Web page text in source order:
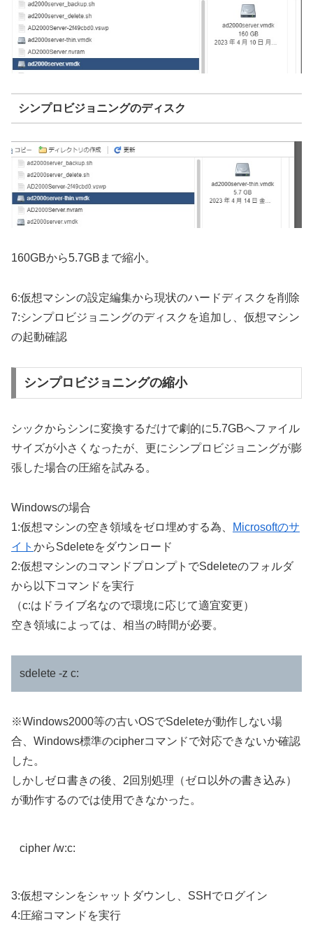
シンプロビジョニングのディスク
160GBから5.7GBまで縮小。
6:仮想マシンの設定編集から現状のハードディスクを削除
7:シンプロビジョニングのディスクを追加し、仮想マシン
の起動確認
シンプロビジョニングの縮小
シックからシンに変換するだけで劇的に5.7GBへファイル
サイズが小さくなったが、更にシンプロビジョニングが膨
張した場合の圧縮を試みる。
Windowsの場合
1:仮想マシンの空き領域をゼロ埋めする為、
Microsoftのサ
イト からSdeleteをダウンロード
2:仮想マシンのコマンドプロンプトでSdeleteのフォルダ
から以下コマンドを実行
（c:はドライブ名なので環境に応じて適宜変更）
空き領域によっては、相当の時間が必要。
sdelete -z c:
※Windows2000等の古いOSでSdeleteが動作しない場
合、Windows標準のcipherコマンドで対応できないか確認
した。
しかしゼロ書きの後、2回別処理（ゼロ以外の書き込み）
が動作するのでは使用できなかった。
cipher /w:c:
3:仮想マシンをシャットダウンし、SSHでログイン
4:圧縮コマンドを実行